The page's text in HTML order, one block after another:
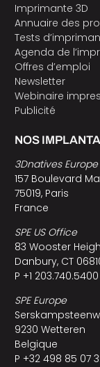
Imprimante 3D
Annuaire des
Tests
Agenda de
Offres d’emploi
Newsletter
Webinaire
Publicité
NOS
3Dnatives Europe
157 Boulevard
75019, Paris
France
SPE US Office
83 Wooster
Danbury, CT
P +1 203.740.5400
SPE Europe
9230 Wetteren
Belgique
P +32 498 85 07